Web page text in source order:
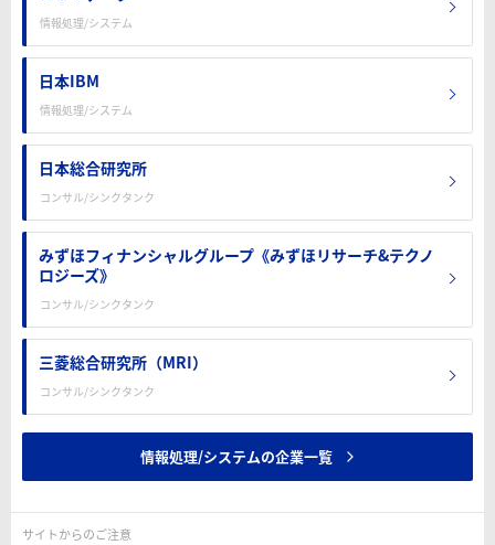
情報処理/システム
日本IBM
情報処理/システム
日本総合研究所
コンサル/シンクタンク
みずほフィナンシャルグループ《みずほリサーチ&テクノ
ロジーズ》
コンサル/シンクタンク
三菱総合研究所（MRI）
コンサル/シンクタンク
情報処理/システムの企業一覧
サイトからのご注意